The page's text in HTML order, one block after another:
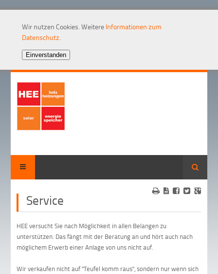
Wir nutzen Cookies. Weitere Informationen zum
Datenschutz.
Suche
Service
HEE versucht Sie nach Möglichkeit in allen Belangen zu
unterstützen. Das fängt mit der Beratung an und hört auch nach
möglichem Erwerb einer Anlage von uns nicht auf.
Wir verkaufen nicht auf "Teufel komm raus", sondern nur wenn sich